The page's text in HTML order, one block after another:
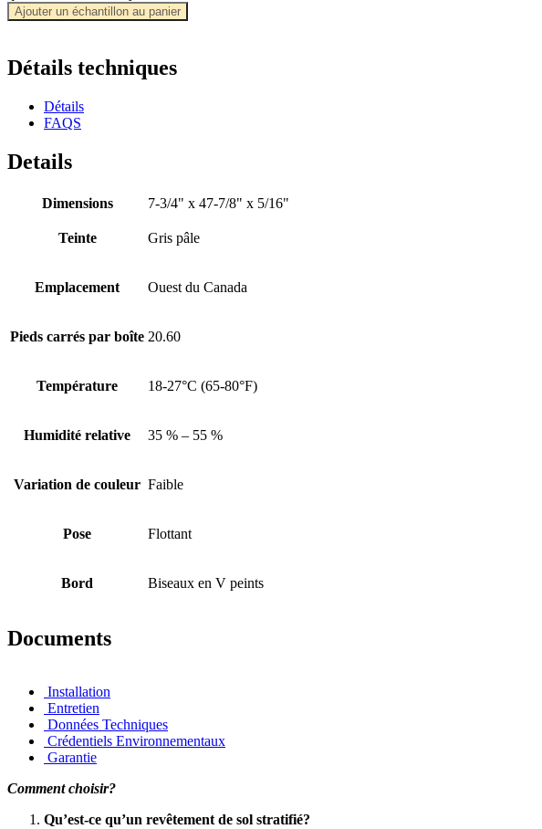
Ajouter un échantillon au panier
Détails techniques
Détails
FAQS
Details
Dimensions 7-3/4" x 47-7/8" x 5/16"
Teinte Gris pâle
Emplacement Ouest du Canada
Pieds carrés par boîte 20.60
Température 18-27°C (65-80°F)
Humidité relative 35 % – 55 %
Variation de couleur Faible
Pose Flottant
Bord Biseaux en V peints
Documents
Installation
Entretien
Données Techniques
Crédentiels Environnementaux
Garantie
Comment choisir?
Qu’est-ce qu’un revêtement de sol stratifié?